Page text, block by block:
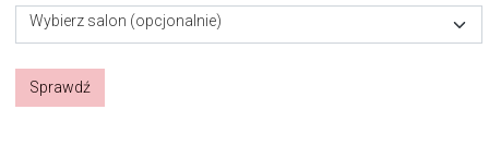
Wybierz salon (opcjonalnie)
Sprawdź